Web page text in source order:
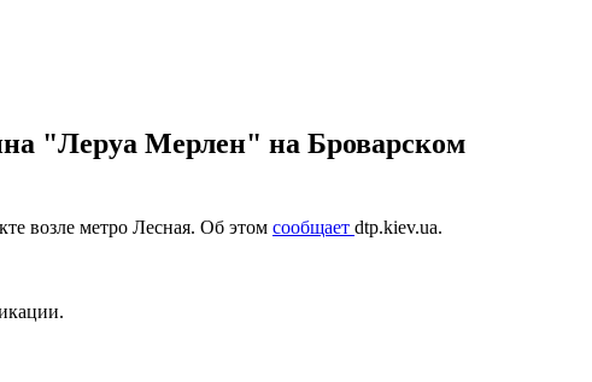
"Леруа Мерлен" на Броварском
возле метро Лесная. Об этом сообщает dtp.kiev.ua.